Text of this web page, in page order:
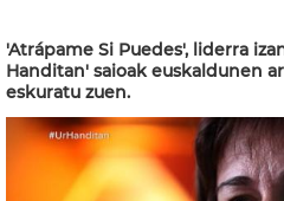
'Atrápame Si Puedes', liderra
Handitan' saioak euskaldunen
eskuratu zuen.